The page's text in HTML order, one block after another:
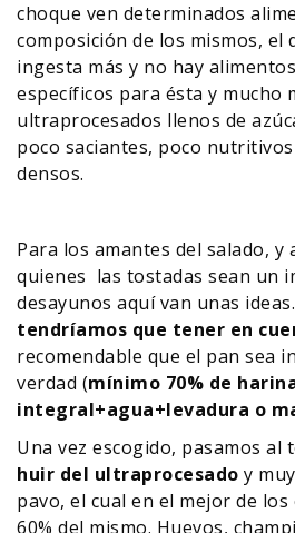
choque ven determinados
composición de los mismos, el
ingesta más y no hay
específicos para ésta y mucho
ultraprocesados llenos de
poco saciantes, poco
densos.
Para los amantes del salado, y
quienes las tostadas sean un
desayunos aquí van unas ideas.
tendríamos que tener en
recomendable que el pan sea
verdad (mínimo 70% de
integral+agua+levadura o
Una vez escogido, pasamos
huir del ultraprocesado y
pavo, el cual en el mejor de
60% del mismo. Huevos,